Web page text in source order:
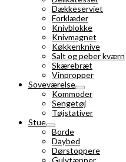
Dækkeserviet
Forklæder
Knivblokke
Knivmagnet
Køkkenknive
Salt og peber kværn
Skærebræt
Vinpropper
Soveværelse
Kommoder
Sengetøj
Tøjstativer
Stue
Borde
Daybed
Dørstoppere
Gulvtæpper